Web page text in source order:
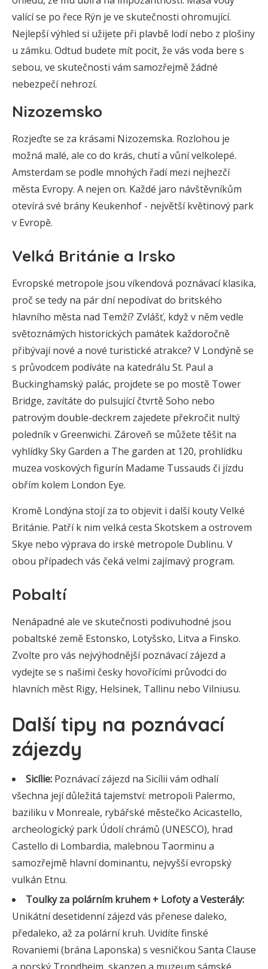
valící se po řece Rýn je ve skutečnosti ohromující.
Nejlepší výhled si užijete při plavbě lodí nebo z plošiny
u zámku. Odtud budete mít pocit, že vás voda bere s
sebou, ve skutečnosti vám samozřejmě žádné
nebezpečí nehrozí.
Nizozemsko
Rozjeďte se za krásami Nizozemska. Rozlohou je
možná malé, ale co do krás, chutí a vůní velkolepé.
Amsterdam se podle mnohých řadí mezi nejhezčí
města Evropy. A nejen on. Každé jaro návštěvníkům
otevírá své brány Keukenhof - největší květinový park
v Evropě.
Velká Británie a Irsko
Evropské metropole jsou víkendová poznávací klasika,
proč se tedy na pár dní nepodívat do britského
hlavního města nad Temží? Zvlášť, když v něm vedle
světoznámých historických památek každoročně
přibývají nové a nové turistické atrakce? V Londýně se
s průvodcem podíváte na katedrálu St. Paul a
Buckinghamský palác, projdete se po mostě Tower
Bridge, zavítáte do pulsující čtvrtě Soho nebo
patrovým double-deckrem zajedete překročit nultý
poledník v Greenwichi. Zároveň se můžete těšit na
vyhlídky Sky Garden a The garden at 120, prohlídku
muzea voskových figurín Madame Tussauds či jízdu
obřím kolem London Eye.
Kromě Londýna stojí za to objevit i další kouty Velké
Británie. Patří k nim velká cesta Skotskem a ostrovem
Skye nebo výprava do irské metropole Dublinu. V
obou případech vás čeká velmi zajímavý program.
Pobaltí
Nenápadné ale ve skutečnosti podivuhodné jsou
pobaltské země Estonsko, Lotyšsko, Litva a Finsko.
Zvolte pro vás nejvýhodnější poznávací zájezd a
vydejte se s našimi česky hovořícími průvodci do
hlavních měst Rigy, Helsinek, Tallinu nebo Vilniusu.
Další tipy na poznávací
zájezdy
Sicílie: Poznávací zájezd na Sicílii vám odhalí
všechna její důležitá tajemství: metropoli Palermo,
baziliku v Monreale, rybářské městečko Acicastello,
archeologický park Údolí chrámů (UNESCO), hrad
Castello di Lombardia, malebnou Taorminu a
samozřejmě hlavní dominantu, nejvyšší evropský
vulkán Etnu.
Toulky za polárním kruhem + Lofoty a Vesterály:
Unikátní desetidenní zájezd vás přenese daleko,
předaleko, až za polární kruh. Uvidíte finské
Rovaniemi (brána Laponska) s vesničkou Santa Clause